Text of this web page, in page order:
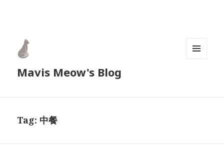
Mavis Meow's Blog
Tag: 中餐